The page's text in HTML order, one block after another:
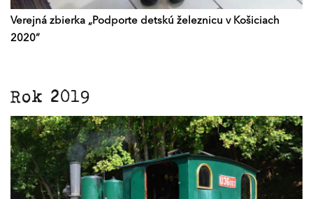
Verejná zbierka „Podporte detskú železnicu v Košiciach
2020“
Rok 2019